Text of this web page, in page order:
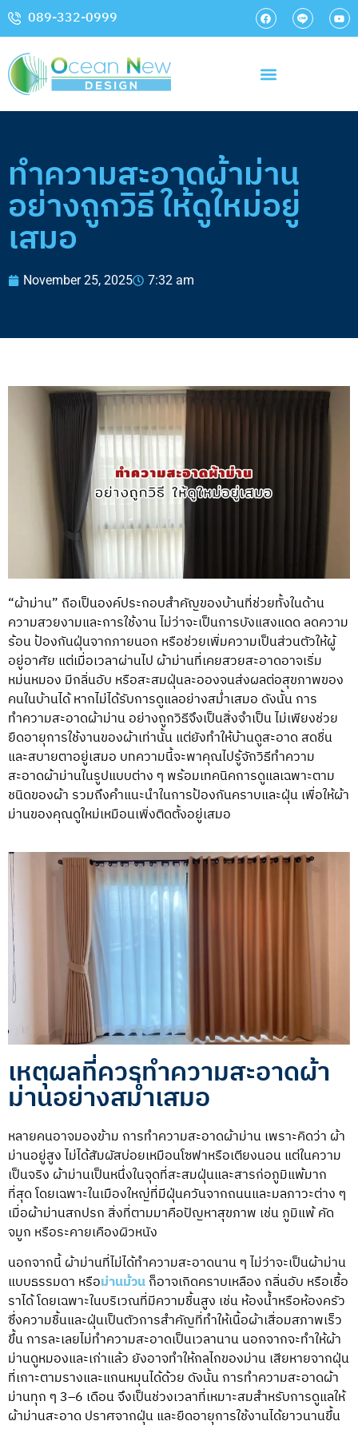
089-332-0999
ทำความสะอาดผ้าม่าน
อย่างถูกวิธี ให้ดูใหม่อยู่
เสมอ
November 25, 2025 7:32 am
“ผ้าม่าน” ถือเป็นองค์ประกอบสำคัญของบ้านที่ช่วยทั้งในด้าน
ความสวยงามและการใช้งาน ไม่ว่าจะเป็นการบังแสงแดด ลดความ
ร้อน ป้องกันฝุ่นจากภายนอก หรือช่วยเพิ่มความเป็นส่วนตัวให้ผู้
อยู่อาศัย แต่เมื่อเวลาผ่านไป ผ้าม่านที่เคยสวยสะอาดอาจเริ่ม
หม่นหมอง มีกลิ่นอับ หรือสะสมฝุ่นละอองจนส่งผลต่อสุขภาพของ
คนในบ้านได้ หากไม่ได้รับการดูแลอย่างสม่ำเสมอ ดังนั้น การ
ทำความสะอาดผ้าม่าน อย่างถูกวิธีจึงเป็นสิ่งจำเป็น ไม่เพียงช่วย
ยืดอายุการใช้งานของผ้าเท่านั้น แต่ยังทำให้บ้านดูสะอาด สดชื่น
และสบายตาอยู่เสมอ บทความนี้จะพาคุณไปรู้จักวิธีทำความ
สะอาดผ้าม่านในรูปแบบต่าง ๆ พร้อมเทคนิคการดูแลเฉพาะตาม
ชนิดของผ้า รวมถึงคำแนะนำในการป้องกันคราบและฝุ่น เพื่อให้ผ้า
ม่านของคุณดูใหม่เหมือนเพิ่งติดตั้งอยู่เสมอ
เหตุผลที่ควรทำความสะอาดผ้า
ม่านอย่างสม่ำเสมอ
หลายคนอาจมองข้าม การทำความสะอาดผ้าม่าน เพราะคิดว่า ผ้า
ม่านอยู่สูง ไม่ได้สัมผัสบ่อยเหมือนโซฟาหรือเตียงนอน แต่ในความ
เป็นจริง ผ้าม่านเป็นหนึ่งในจุดที่สะสมฝุ่นและสารก่อภูมิแพ้มาก
ที่สุด โดยเฉพาะในเมืองใหญ่ที่มีฝุ่นควันจากถนนและมลภาวะต่าง ๆ
เมื่อผ้าม่านสกปรก สิ่งที่ตามมาคือปัญหาสุขภาพ เช่น ภูมิแพ้ คัด
จมูก หรือระคายเคืองผิวหนัง
นอกจากนี้ ผ้าม่านที่ไม่ได้ทำความสะอาดนาน ๆ ไม่ว่าจะเป็นผ้าม่าน
แบบธรรมดา หรือม่านม้วนก็อาจเกิดคราบเหลือง กลิ่นอับ หรือเชื้อ
ราได้ โดยเฉพาะในบริเวณที่มีความชื้นสูง เช่น ห้องน้ำหรือห้องครัว
ซึ่งความชื้นและฝุ่นเป็นตัวการสำคัญที่ทำให้เนื้อผ้าเสื่อมสภาพเร็ว
ขึ้น การละเลยไม่ทำความสะอาดเป็นเวลานาน นอกจากจะทำให้ผ้า
ม่านดูหมองและเก่าแล้ว ยังอาจทำให้กลไกของม่าน เสียหายจากฝุ่น
ที่เกาะตามรางและแกนหมุนได้ด้วย ดังนั้น การทำความสะอาดผ้า
ม่านทุก ๆ 3–6 เดือน จึงเป็นช่วงเวลาที่เหมาะสมสำหรับการดูแลให้
ผ้าม่านสะอาด ปราศจากฝุ่น และยืดอายุการใช้งานได้ยาวนานขึ้น